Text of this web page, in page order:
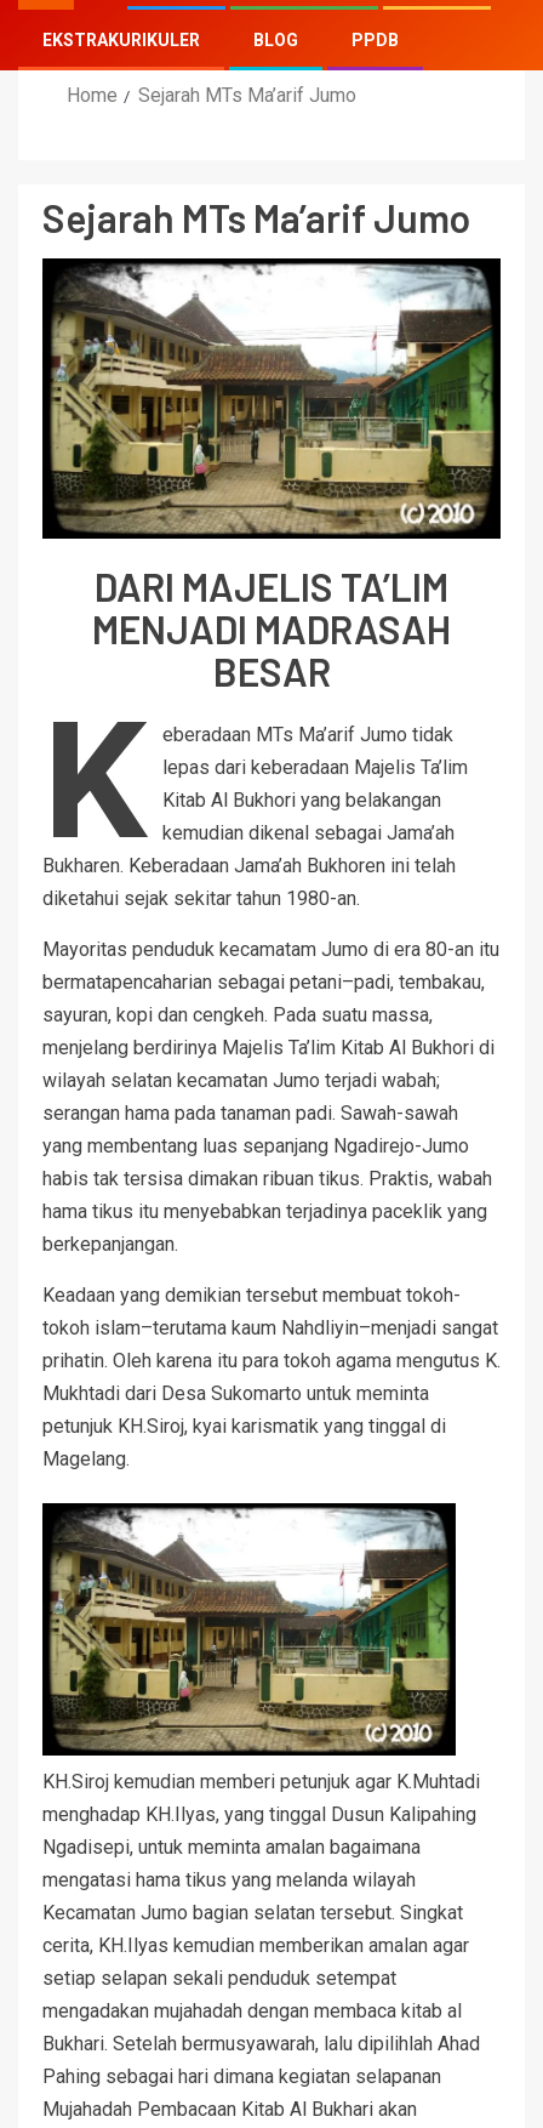
EKSTRAKURIKULER BLOG PPDB
Home Sejarah MTs Ma’arif Jumo
Sejarah MTs Ma’arif Jumo
DARI MAJELIS TA’LIM
MENJADI MADRASAH
BESAR
K
eberadaan MTs Ma’arif Jumo tidak
lepas dari keberadaan Majelis Ta’lim
Kitab Al Bukhori yang belakangan
kemudian dikenal sebagai Jama’ah
Bukharen. Keberadaan Jama’ah Bukhoren ini telah
diketahui sejak sekitar tahun 1980-an.
Mayoritas penduduk kecamatam Jumo di era 80-an itu
bermatapencaharian sebagai petani–padi, tembakau,
sayuran, kopi dan cengkeh. Pada suatu massa,
menjelang berdirinya Majelis Ta’lim Kitab Al Bukhori di
wilayah selatan kecamatan Jumo terjadi wabah;
serangan hama pada tanaman padi. Sawah-sawah
yang membentang luas sepanjang Ngadirejo-Jumo
habis tak tersisa dimakan ribuan tikus. Praktis, wabah
hama tikus itu menyebabkan terjadinya paceklik yang
berkepanjangan.
Keadaan yang demikian tersebut membuat tokoh-
tokoh islam–terutama kaum Nahdliyin–menjadi sangat
prihatin. Oleh karena itu para tokoh agama mengutus K.
Mukhtadi dari Desa Sukomarto untuk meminta
petunjuk KH.Siroj, kyai karismatik yang tinggal di
Magelang.
KH.Siroj kemudian memberi petunjuk agar K.Muhtadi
menghadap KH.Ilyas, yang tinggal Dusun Kalipahing
Ngadisepi, untuk meminta amalan bagaimana
mengatasi hama tikus yang melanda wilayah
Kecamatan Jumo bagian selatan tersebut. Singkat
cerita, KH.Ilyas kemudian memberikan amalan agar
setiap selapan sekali penduduk setempat
mengadakan mujahadah dengan membaca kitab al
Bukhari. Setelah bermusyawarah, lalu dipilihlah Ahad
Pahing sebagai hari dimana kegiatan selapanan
Mujahadah Pembacaan Kitab Al Bukhari akan